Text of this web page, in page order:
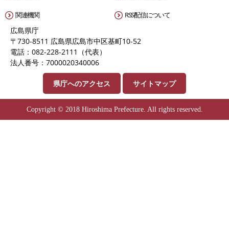
関連機関 RSS配信について
広島県庁
〒730-8511 広島県広島市中区基町10-52
電話：082-228-2111（代表）
法人番号：7000020340006
県庁へのアクセス サイトマップ
Copyright © 2018 Hiroshima Prefecture. All rights reserved.